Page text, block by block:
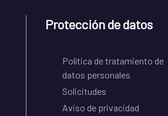
Protección de datos
Política de tratamiento de
datos personales
Solicitudes
Aviso de privacidad